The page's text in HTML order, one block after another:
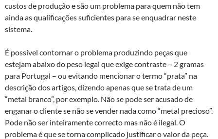
custos de produção e são um problema para quem não tem
ainda as qualificações suficientes para se enquadrar neste
sistema.
É possível contornar o problema produzindo peças que
estejam abaixo do peso legal que exige contraste – 2 gramas
para Portugal – ou evitando mencionar o termo “prata” na
descrição dos artigos, dizendo apenas que se trata de um
“metal branco”, por exemplo. Não se pode ser acusado de
enganar o cliente se não se vender nada como “metal precioso”.
Pode não ser inteiramente correcto mas não é ilegal. O
problema é que se torna complicado justificar o valor da peça.